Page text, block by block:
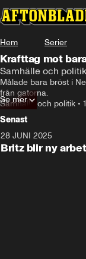
Hem Serier
Krafttag mot
Samhälle och politik
Målade bara bröst i
från gatorna.
Samhälle och politik •
Se mer
Senast
28 JUNI 2025
Britz blir ny